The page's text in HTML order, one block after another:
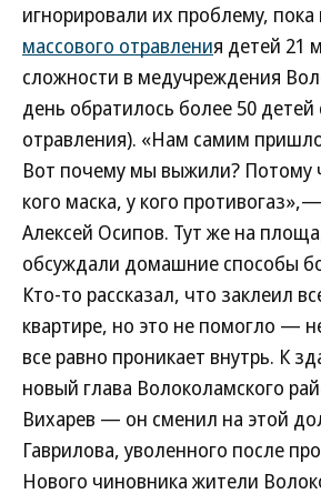
игнорировали их проблему, пока
массового отравления детей 21
сложности в медучреждения
день обратилось более 50
отравления). «Нам самим
Вот почему мы выжили? Потому
кого маска, у кого
Алексей Осипов. Тут же на
обсуждали домашние способы
Кто-то рассказал, что заклеил
квартире, но это не помогло —
все равно проникает внутрь. К
новый глава Волоколамского
Вихарев — он сменил на этой
Гаврилова, уволенного после
Нового чиновника жители